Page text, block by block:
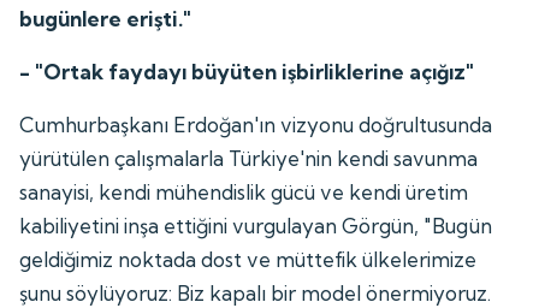
bugünlere erişti."
- "Ortak faydayı büyüten işbirliklerine açığız"
Cumhurbaşkanı Erdoğan'ın vizyonu doğrultusunda
yürütülen çalışmalarla Türkiye'nin kendi savunma
sanayisi, kendi mühendislik gücü ve kendi üretim
kabiliyetini inşa ettiğini vurgulayan Görgün, "Bugün
geldiğimiz noktada dost ve müttefik ülkelerimize
şunu söylüyoruz: Biz kapalı bir model önermiyoruz.